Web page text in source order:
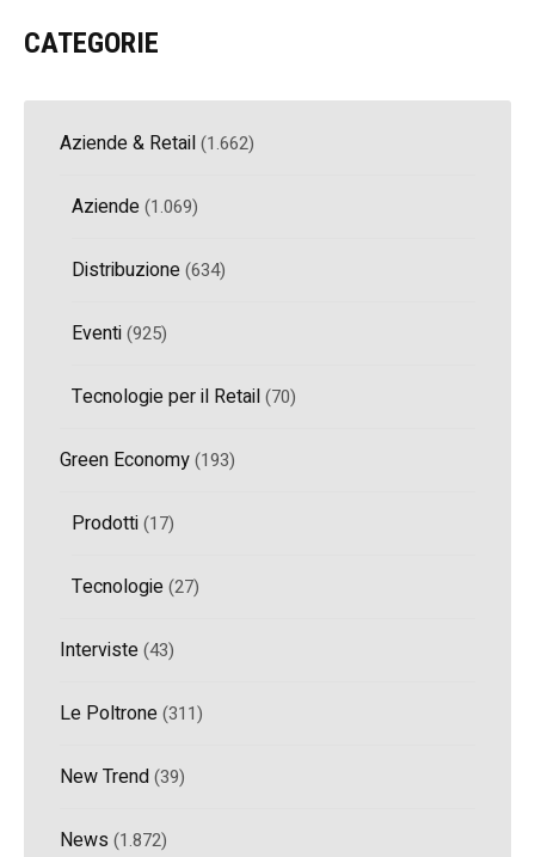
CATEGORIE
Aziende & Retail(1.662)
Aziende(1.069)
Distribuzione(634)
Eventi(925)
Tecnologie per il Retail(70)
Green Economy(193)
Prodotti(17)
Tecnologie(27)
Interviste(43)
Le Poltrone(311)
New Trend(39)
News (1.872)